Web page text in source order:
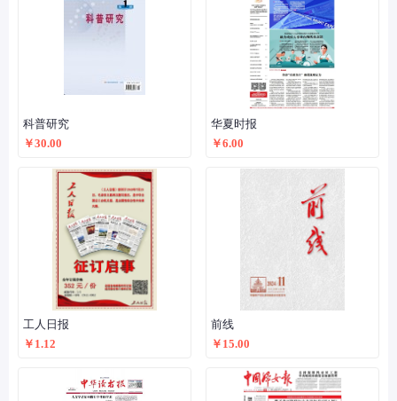
科普研究
￥30.00
华夏时报
￥6.00
工人日报
￥1.12
前线
￥15.00